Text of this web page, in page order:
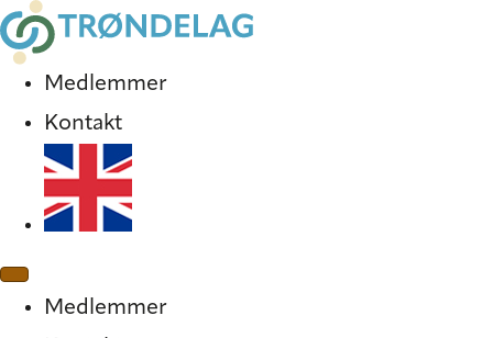
Medlemmer
Kontakt
Medlemmer